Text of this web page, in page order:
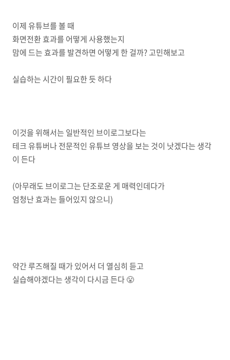
이제 유튜브를 볼 때
화면전환 효과를 어떻게 사용했는지
맘에 드는 효과를 발견하면 어떻게 한 걸까? 고민해보고
실습하는 시간이 필요한 듯 하다
이것을 위해서는 일반적인 브이로그보다는
테크 유튜버나 전문적인 유튜브 영상을 보는 것이 낫겠다는 생각
이 든다
(아무래도 브이로그는 단조로운 게 매력인데다가
엄청난 효과는 들어있지 않으니)
약간 루즈해질 때가 있어서 더 열심히 듣고
실습해야겠다는 생각이 다시금 든다 😤